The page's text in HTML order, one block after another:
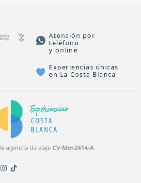
Atención por
teléfono
y online
Experiencias únicas
en La Costa Blanca
agencia de viajeCV-Mm2414-A